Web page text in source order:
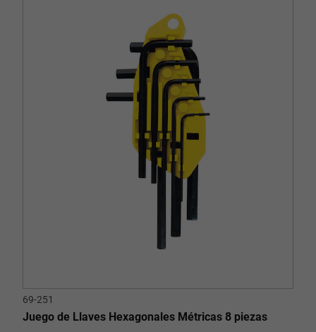
69-251
Juego de Llaves Hexagonales Métricas 8 piezas